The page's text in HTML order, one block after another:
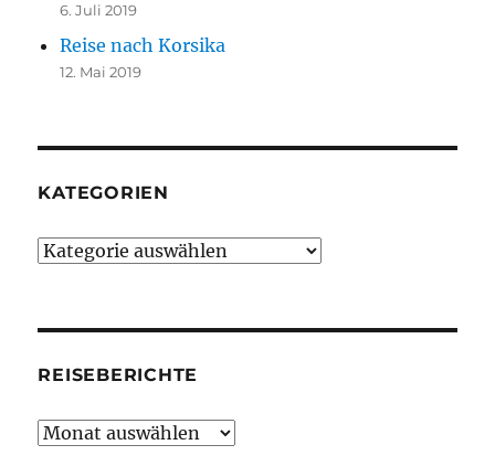
6. Juli 2019
Reise nach Korsika
12. Mai 2019
KATEGORIEN
Kategorien
REISEBERICHTE
Reiseberichte